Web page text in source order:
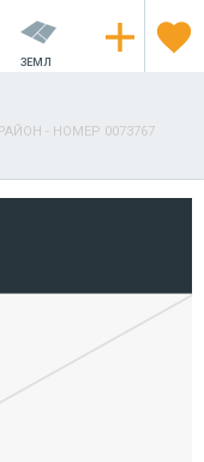
ЗЕМЛЯ
- НОМЕР 0073767